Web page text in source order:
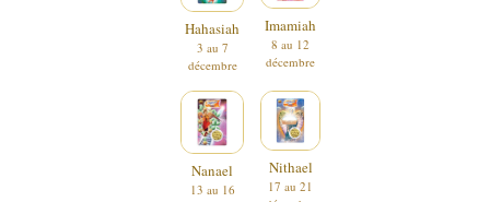
Hahasiah
3 au 7
décembre
Imamiah
8 au 12
décembre
Nanael
13 au 16
Nithael
17 au 21